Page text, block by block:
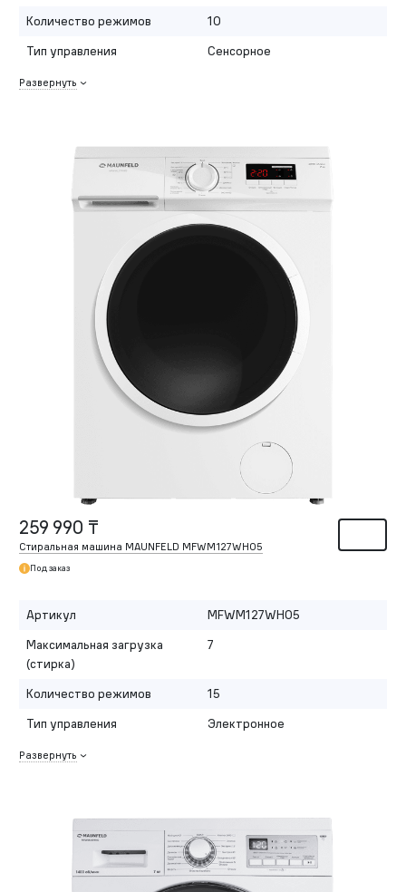
Количество режимов
10
Тип управления
Сенсорное
Развернуть
259 990 ₸
Стиральная машина MAUNFELD MFWM127WH05
Под заказ
Артикул
MFWM127WH05
Максимальная загрузка
(стирка)
7
Количество режимов
15
Тип управления
Электронное
Развернуть